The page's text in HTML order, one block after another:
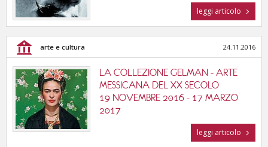
leggi articolo
arte e cultura 24.11.2016
LA COLLEZIONE GELMAN - ARTE
MESSICANA DEL XX SECOLO
19 NOVEMBRE 2016 - 17 MARZO
2017
leggi articolo